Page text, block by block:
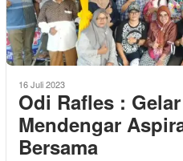
16 Juli 2023
Odi Rafles :
Mendengar
Bersama